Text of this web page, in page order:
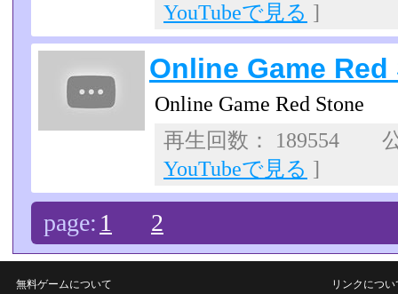
YouTubeで見る ]
Online Game Red
Online Game Red Stone
再生回数： 189554
YouTubeで見る ]
page: 1 2
無料ゲームについて リンクについ